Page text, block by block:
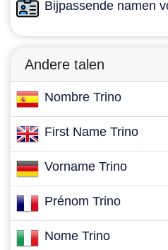
Bijpassende namen
Andere talen
Nombre Trino
First Name Trino
Vorname Trino
Prénom Trino
Nome Trino